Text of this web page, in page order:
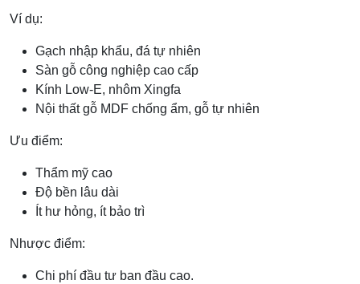
Ví dụ:
Gạch nhập khẩu, đá tự nhiên
Sàn gỗ công nghiệp cao cấp
Kính Low-E, nhôm Xingfa
Nội thất gỗ MDF chống ẩm, gỗ tự nhiên
Ưu điểm:
Thẩm mỹ cao
Độ bền lâu dài
Ít hư hỏng, ít bảo trì
Nhược điểm:
Chi phí đầu tư ban đầu cao.